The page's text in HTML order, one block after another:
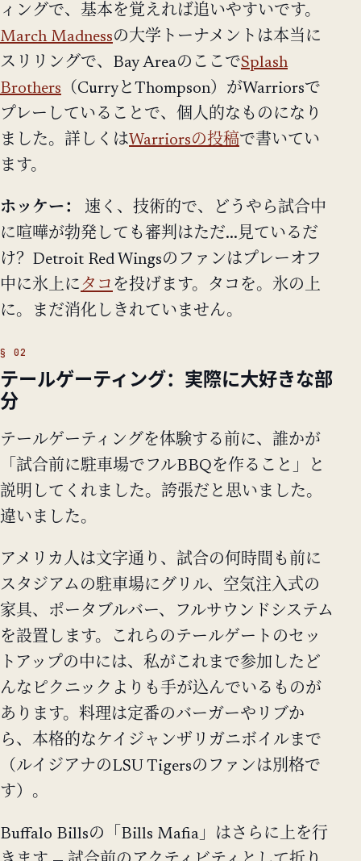
ィングで、基本を覚えれば追いやすいです。
March Madnessの大学トーナメントは本当に
スリリングで、Bay AreaのここでSplash
Brothers （CurryとThompson）がWarriorsで
プレーしていることで、個人的なものになり
ました。詳しくはWarriorsの投稿で書いてい
ます。
ホッケー：
速く、技術的で、どうやら試合中
に喧嘩が勃発しても審判はただ...見ているだ
け？Detroit Red Wingsのファンはプレーオフ
中に氷上に タコ を投げます。タコを。氷の上
に。まだ消化しきれていません。
テールゲーティング：実際に大好きな部
分
テールゲーティングを体験する前に、誰かが
「試合前に駐車場でフルBBQを作ること」と
説明してくれました。誇張だと思いました。
違いました。
アメリカ人は文字通り、試合の何時間も前に
スタジアムの駐車場にグリル、空気注入式の
家具、ポータブルバー、フルサウンドシステム
を設置します。これらのテールゲートのセッ
トアップの中には、私がこれまで参加したど
んなピクニックよりも手が込んでいるものが
あります。料理は定番のバーガーやリブか
ら、本格的なケイジャンザリガニボイルまで
（ルイジアナのLSU Tigersのファンは別格で
す）。
Buffalo Billsの「Bills Mafia」はさらに上を行